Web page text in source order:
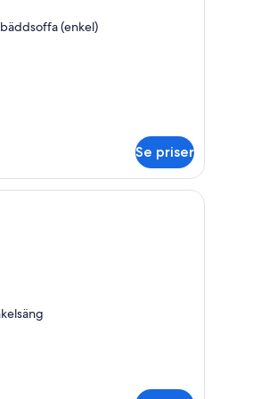
(enkel)
Se priser
sänglinne och en dekorativ
En snyggt bäddad säng med ett mönstrat